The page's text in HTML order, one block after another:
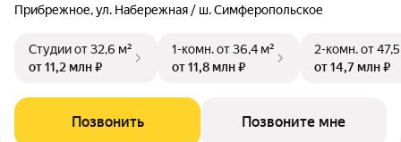
Прибрежное, ул. Набережная / ш. Симферопольское
Студииот 32,6 м²
от 11,2 млн ₽
1-комн.от 36,4 м²
от 11,8 млн ₽
2-комн.от
от 14,7 млн ₽
Позвонить Позвоните мне